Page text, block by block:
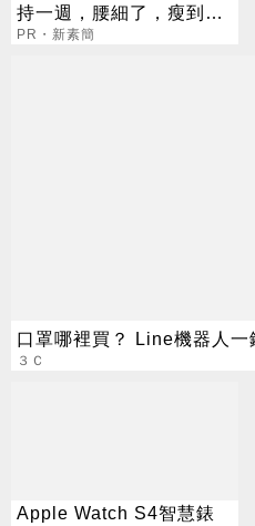
持一週，腰細了，瘦到你
懷疑人生
PR・新素簡
口罩哪裡買？ Line機器人一
３Ｃ
Apple Watch S4智慧錶